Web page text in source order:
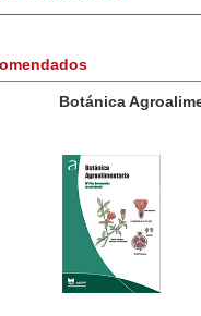
Agroalimentaria